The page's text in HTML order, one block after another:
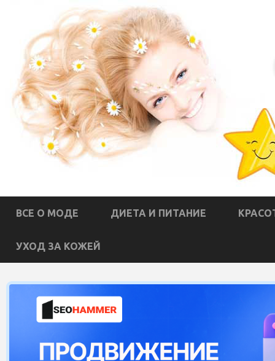
ВСЕ О МОДЕ ДИЕТА И ПИТАНИЕ
УХОД ЗА КОЖЕЙ